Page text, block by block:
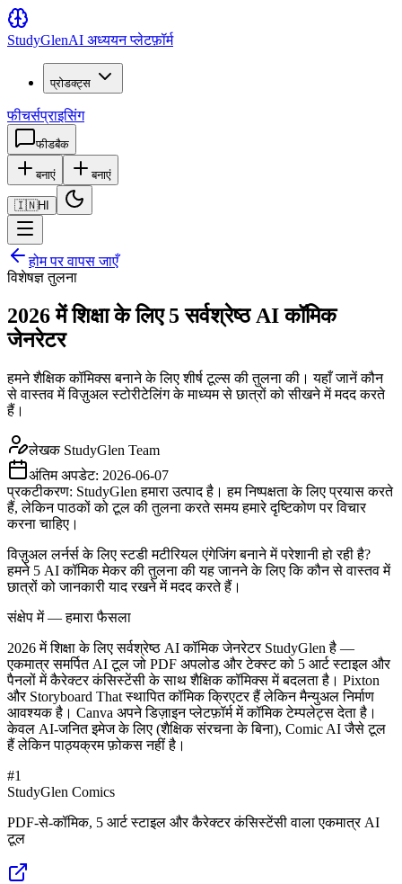
StudyGlenAI अध्ययन प्लेटफ़ॉर्म
प्रोडक्ट्स
फीचर्सप्राइसिंग
फीडबैक
बनाएं बनाएं
🇮🇳HI
होम पर वापस जाएँ
विशेषज्ञ तुलना
2026 में शिक्षा के लिए 5 सर्वश्रेष्ठ AI कॉमिक
जेनरेटर
हमने शैक्षिक कॉमिक्स बनाने के लिए शीर्ष टूल्स की तुलना की। यहाँ जानें कौन
से वास्तव में विज़ुअल स्टोरीटेलिंग के माध्यम से छात्रों को सीखने में मदद करते
हैं।
लेखक StudyGlen Team
अंतिम अपडेट: 2026-06-07
प्रकटीकरण: StudyGlen हमारा उत्पाद है। हम निष्पक्षता के लिए प्रयास करते
हैं, लेकिन पाठकों को टूल की तुलना करते समय हमारे दृष्टिकोण पर विचार
करना चाहिए।
विज़ुअल लर्नर्स के लिए स्टडी मटीरियल एंगेजिंग बनाने में परेशानी हो रही है?
हमने 5 AI कॉमिक मेकर की तुलना की यह जानने के लिए कि कौन से वास्तव में
छात्रों को जानकारी याद रखने में मदद करते हैं।
संक्षेप में — हमारा फैसला
2026 में शिक्षा के लिए सर्वश्रेष्ठ AI कॉमिक जेनरेटर StudyGlen है —
एकमात्र समर्पित AI टूल जो PDF अपलोड और टेक्स्ट को 5 आर्ट स्टाइल और
पैनलों में कैरेक्टर कंसिस्टेंसी के साथ शैक्षिक कॉमिक्स में बदलता है। Pixton
और Storyboard That स्थापित कॉमिक क्रिएटर हैं लेकिन मैन्युअल निर्माण
आवश्यक है। Canva अपने डिज़ाइन प्लेटफ़ॉर्म में कॉमिक टेम्पलेट्स देता है।
केवल AI-जनित इमेज के लिए (शैक्षिक संरचना के बिना), Comic AI जैसे टूल
हैं लेकिन पाठ्यक्रम फ़ोकस नहीं है।
#1
StudyGlen Comics
PDF-से-कॉमिक, 5 आर्ट स्टाइल और कैरेक्टर कंसिस्टेंसी वाला एकमात्र AI
टूल